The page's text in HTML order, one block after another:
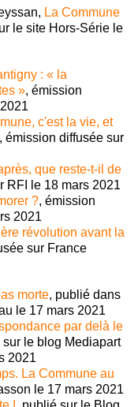
La Commune
le site Hors-Série le
: « la
», émission
c'est la vie, et
, émission diffusée sur
que reste-t-il de
RFI le 18 mars 2021
?, émission
2021
révolution avant la
sur France
morte, publié dans
le 17 mars 2021
par delà le
sur le blog Mediapart
2021
La Commune au
le 17 mars 2021